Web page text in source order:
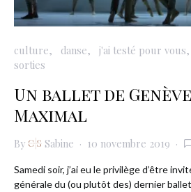
culture danse j'ai testé pour vous
sorties
Un ballet de
Maximal
By Sabine 10 novembre 2019
Samedi soir, j’ai eu le privilège d’être
générale du (ou plutôt des) dernier